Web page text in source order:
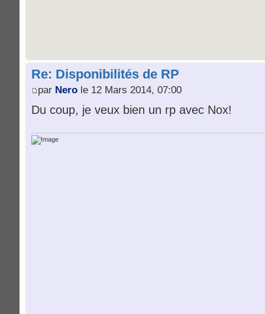
Re: Disponibilités de RP
par Nero le 12 Mars 2014, 07:00
Du coup, je veux bien un rp avec Nox!